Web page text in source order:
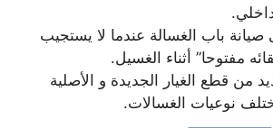
باب الغسالة عندما لا يستجيب
مفتوحا” أثناء الغسيل.
من قطع الغيار الجديدة و الأصلية
نوعيات الغسالات.